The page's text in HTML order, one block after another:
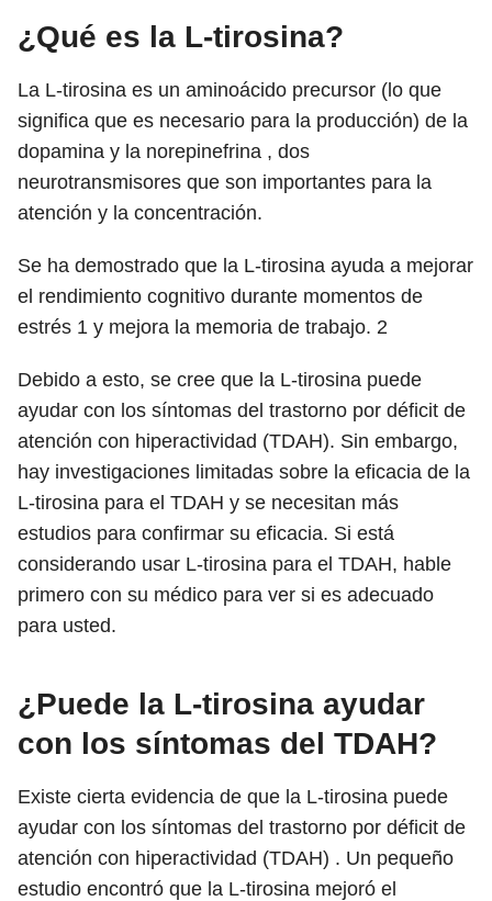
¿Qué es la L-tirosina?
La L-tirosina es un aminoácido precursor (lo que
significa que es necesario para la producción) de la
dopamina y la norepinefrina , dos
neurotransmisores que son importantes para la
atención y la concentración.
Se ha demostrado que la L-tirosina ayuda a mejorar
el rendimiento cognitivo durante momentos de
estrés 1 y mejora la memoria de trabajo. 2
Debido a esto, se cree que la L-tirosina puede
ayudar con los síntomas del trastorno por déficit de
atención con hiperactividad (TDAH). Sin embargo,
hay investigaciones limitadas sobre la eficacia de la
L-tirosina para el TDAH y se necesitan más
estudios para confirmar su eficacia. Si está
considerando usar L-tirosina para el TDAH, hable
primero con su médico para ver si es adecuado
para usted.
¿Puede la L-tirosina ayudar
con los síntomas del TDAH?
Existe cierta evidencia de que la L-tirosina puede
ayudar con los síntomas del trastorno por déficit de
atención con hiperactividad (TDAH) . Un pequeño
estudio encontró que la L-tirosina mejoró el